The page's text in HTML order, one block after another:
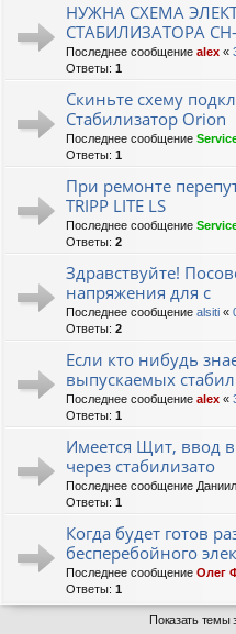
НУЖНА СХЕМА
СТАБИЛИЗАТОРА
Последнее сообщение alex «
Ответы: 1
Скиньте схему
Стабилизатор Orion
Последнее сообщение
Ответы: 1
При ремонте
TRIPP LITE LS
Последнее сообщение
Ответы: 2
Здравствуйте!
напряжения для с
Последнее сообщение alsiti «
Ответы: 2
Если кто нибудь
выпускаемых
Последнее сообщение alex «
Ответы: 1
Имеется Щит, ввод
через стабилизато
Последнее сообщение
Ответы: 1
Когда будет готов
бесперебойного
Последнее сообщение Олег
Ответы: 1
Показать темы